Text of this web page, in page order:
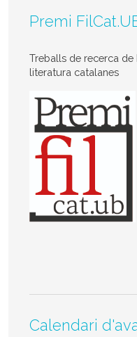
Premi
Treballs de recerca
literatura catalanes
Calendari